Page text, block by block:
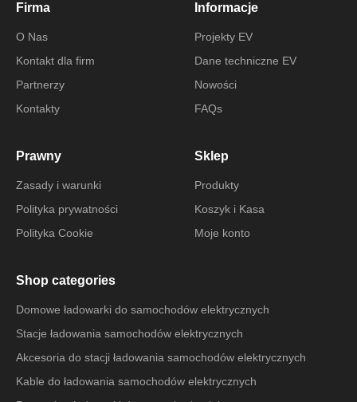
Firma
O Nas
Kontakt dla firm
Partnerzy
Kontakty
Informacje
Projekty EV
Dane techniczne EV
Nowości
FAQs
Prawny
Zasady i warunki
Polityka prywatności
Polityka Cookie
Sklep
Produkty
Koszyk i Kasa
Moje konto
Shop categories
Domowe ładowarki do samochodów elektrycznych
Stacje ładowania samochodów elektrycznych
Akcesoria do stacji ładowania samochodów elektrycznych
Kable do ładowania samochodów elektrycznych